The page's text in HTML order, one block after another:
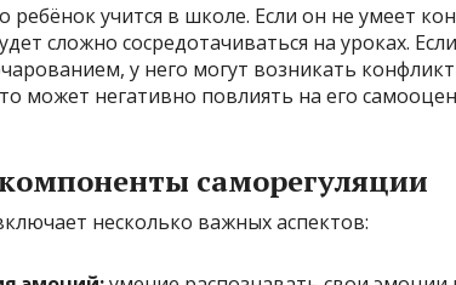
ребёнок учится в школе. Если он не умеет
сложно сосредотачиваться на уроках.
у него могут возникать
может негативно повлиять на его
саморегуляции
несколько важных аспектов: